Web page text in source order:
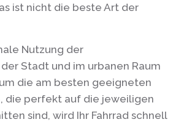
ist nicht die beste Art der
Nutzung der
Stadt und im urbanen Raum
die am besten geeigneten
die perfekt auf die jeweiligen
sind, wird Ihr Fahrrad schnell